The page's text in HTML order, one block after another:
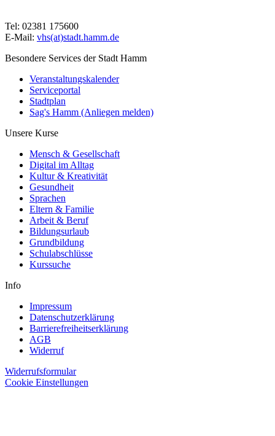
Tel: 02381 175600
E-Mail: vhs(at)stadt.hamm.de
Besondere Services der Stadt Hamm
Veranstaltungskalender
Serviceportal
Stadtplan
Sag's Hamm (Anliegen melden)
Unsere Kurse
Mensch & Gesellschaft
Digital im Alltag
Kultur & Kreativität
Gesundheit
Sprachen
Eltern & Familie
Arbeit & Beruf
Bildungsurlaub
Grundbildung
Schulabschlüsse
Kurssuche
Info
Impressum
Datenschutzerklärung
Barrierefreiheitserklärung
AGB
Widerruf
Widerrufsformular
Cookie Einstellungen